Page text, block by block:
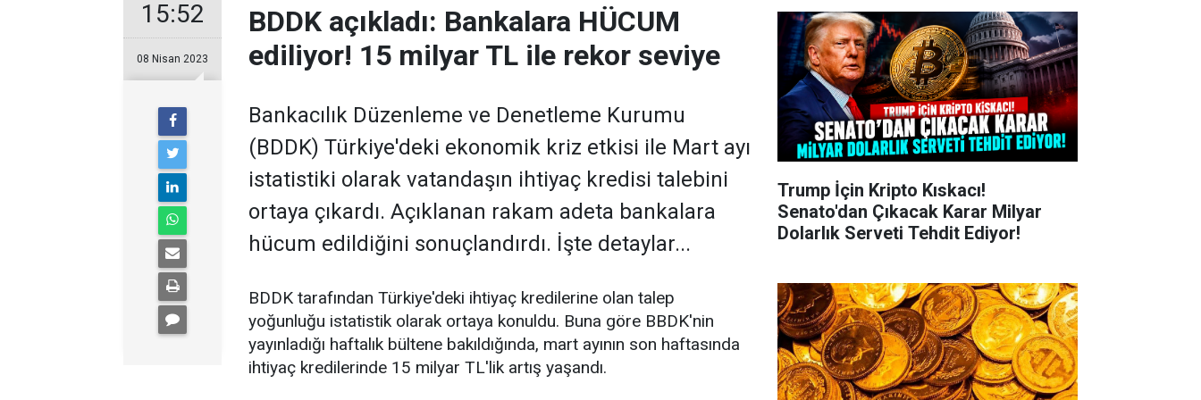
15:52
08 Nisan 2023
BDDK açıkladı: Bankalara HÜCUM
ediliyor! 15 milyar TL ile rekor seviye
Bankacılık Düzenleme ve Denetleme Kurumu
(BDDK) Türkiye'deki ekonomik kriz etkisi ile Mart ayı
istatistiki olarak vatandaşın ihtiyaç kredisi talebini
ortaya çıkardı. Açıklanan rakam adeta bankalara
hücum edildiğini sonuçlandırdı. İşte detaylar...
BDDK tarafından Türkiye'deki ihtiyaç kredilerine olan talep
yoğunluğu istatistik olarak ortaya konuldu. Buna göre BBDK'nin
yayınladığı haftalık bültene bakıldığında, mart ayının son haftasında
ihtiyaç kredilerinde 15 milyar TL'lik artış yaşandı.
Trump İçin Kripto Kıskacı!
Senato'dan Çıkacak Karar Milyar
Dolarlık Serveti Tehdit Ediyor!